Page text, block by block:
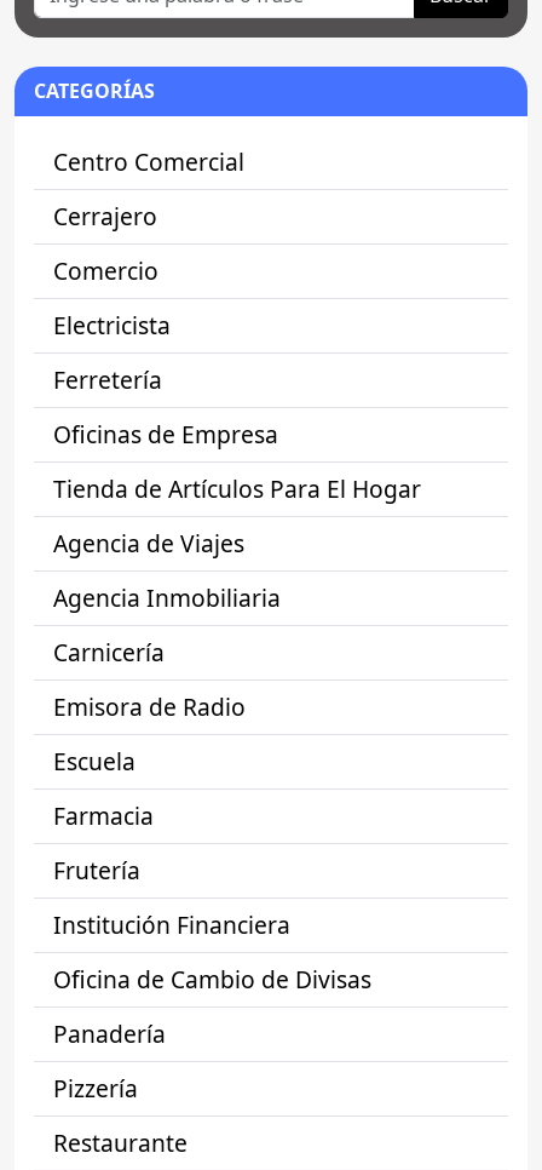
CATEGORÍAS
Centro Comercial
Cerrajero
Comercio
Electricista
Ferretería
Oficinas de Empresa
Tienda de Artículos Para El Hogar
Agencia de Viajes
Agencia Inmobiliaria
Carnicería
Emisora de Radio
Escuela
Farmacia
Frutería
Institución Financiera
Oficina de Cambio de Divisas
Panadería
Pizzería
Restaurante